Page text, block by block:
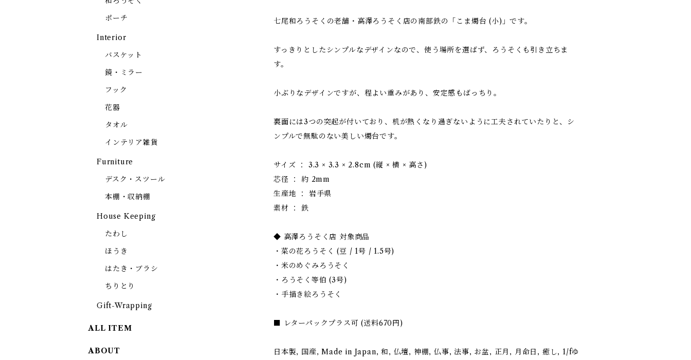
七尾和ろうそくの老舗・高澤ろうそく店の南部鉄の「こま燭台 (小)」です。
すっきりとしたシンプルなデザインなので、使う場所を選ばず、ろうそくも引き立ちま
す。
小ぶりなデザインですが、程よい重みがあり、安定感もばっちり。
裏面には3つの突起が付いており、机が熱くなり過ぎないように工夫されていたりと、シ
ンプルで無駄のない美しい燭台です。
サイズ ： 3.3 × 3.3 × 2.8cm (縦 × 横 × 高さ)
芯径 ： 約 2mm
生産地 ： 岩手県
素材 ： 鉄
◆ 高澤ろうそく店 対象商品
・菜の花ろうそく (豆 / 1号 / 1.5号)
・米のめぐみろうそく
・ろうそく等伯 (3号)
・手描き絵ろうそく
■ レターパックプラス可 (送料670円)
日本製, 国産, Made in Japan, 和, 仏壇, 神棚, 仏事, 法事, お盆, 正月, 月命日, 癒し, 1/fゆ
ポーチ
Interior
バスケット
鏡・ミラー
フック
花器
タオル
インテリア雑貨
Furniture
デスク・スツール
本棚・収納棚
House Keeping
たわし
ほうき
はたき・ブラシ
ちりとり
Gift-Wrapping
ALL ITEM
ABOUT